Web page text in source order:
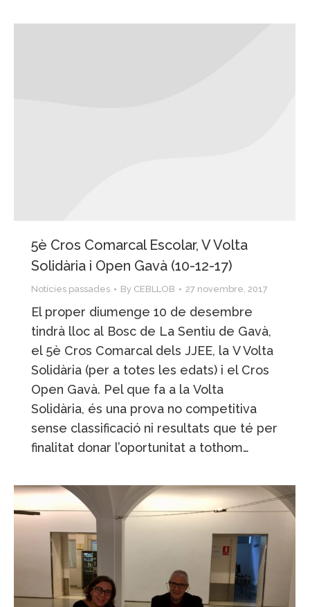
5è Cros Comarcal Escolar, V Volta
Solidària i Open Gavà (10-12-17)
Notícies passades By CEBLLOB 27 novembre, 2017
El proper diumenge 10 de desembre
tindrà lloc al Bosc de La Sentiu de Gavà,
el 5è Cros Comarcal dels JJEE, la V Volta
Solidària (per a totes les edats) i el Cros
Open Gavà. Pel que fa a la Volta
Solidària, és una prova no competitiva
sense classificació ni resultats que té per
finalitat donar l’oportunitat a tothom…